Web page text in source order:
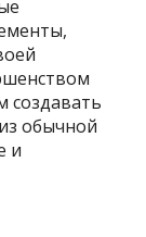
создавать
обычной
и